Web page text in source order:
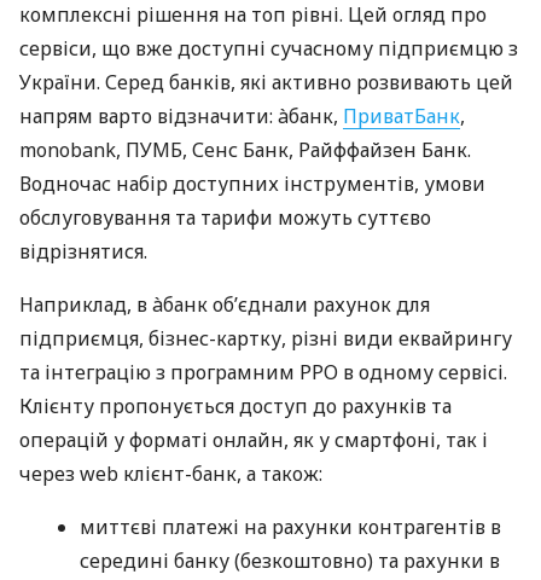
комплексні рішення на топ рівні. Цей огляд про
сервіси, що вже доступні сучасному підприємцю з
України. Серед банків, які активно розвивають цей
напрям варто відзначити: àбанк, ПриватБанк,
monobank, ПУМБ, Сенс Банк, Райффайзен Банк.
Водночас набір доступних інструментів, умови
обслуговування та тарифи можуть суттєво
відрізнятися.
Наприклад, в àбанк об’єднали рахунок для
підприємця, бізнес-картку, різні види еквайрингу
та інтеграцію з програмним РРО в одному сервісі.
Клієнту пропонується доступ до рахунків та
операцій у форматі онлайн, як у смартфоні, так і
через web клієнт-банк, а також:
миттєві платежі на рахунки контрагентів в
середині банку (безкоштовно) та рахунки в